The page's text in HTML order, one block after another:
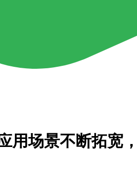
用场景不断拓宽